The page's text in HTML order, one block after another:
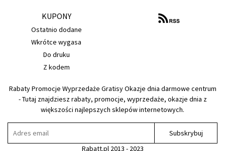
KUPONY
Ostatnio dodane
Wkrótce wygasa
Do druku
Z kodem
Rabaty Promocje Wyprzedaże Gratisy Okazje dnia darmowe centrum
- Tutaj znajdziesz rabaty, promocje, wyprzedaże, okazje dnia z
większości najlepszych sklepów internetowych.
Subskrybuj
Rabatt.pl 2013 - 2023